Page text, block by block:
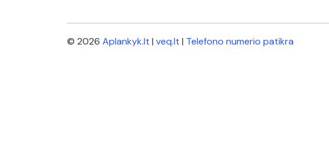
© 2026 Aplankyk.lt | veq.lt | Telefono numerio patikra